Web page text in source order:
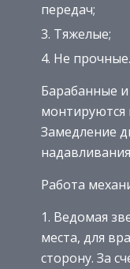
передач;
Тяжелые;
Не прочные.
Барабанные
монтируются
Замедление
Работа
Ведомая
места, для
сторону. За